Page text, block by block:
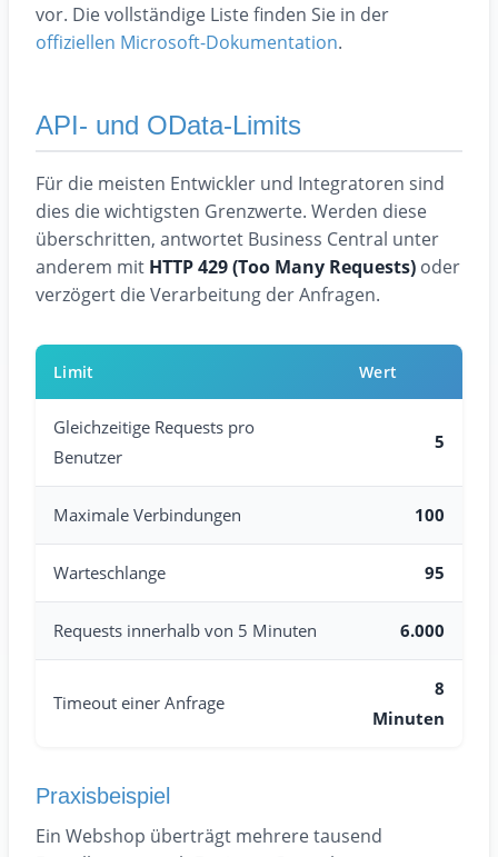
vor. Die vollständige Liste finden Sie in der
offiziellen Microsoft-Dokumentation.
API- und OData-Limits
Für die meisten Entwickler und Integratoren sind
dies die wichtigsten Grenzwerte. Werden diese
überschritten, antwortet Business Central unter
anderem mit HTTP 429 (Too Many Requests) oder
verzögert die Verarbeitung der Anfragen.
Limit Wert
Gleichzeitige Requests pro
Benutzer
5
Maximale Verbindungen 100
Warteschlange 95
Requests innerhalb von 5 Minuten 6.000
Timeout einer Anfrage
8
Minuten
Praxisbeispiel
Ein Webshop überträgt mehrere tausend